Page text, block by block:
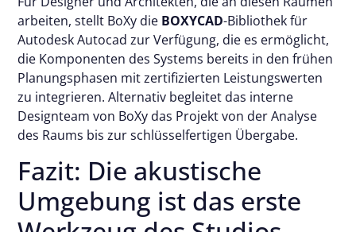
arbeiten, stellt BoXy die BOXYCAD-Bibliothek für
Autodesk Autocad zur Verfügung, die es ermöglicht,
die Komponenten des Systems bereits in den frühen
Planungsphasen mit zertifizierten Leistungswerten
zu integrieren. Alternativ begleitet das interne
Designteam von BoXy das Projekt von der Analyse
des Raums bis zur schlüsselfertigen Übergabe.
Fazit: Die akustische
Umgebung ist das erste